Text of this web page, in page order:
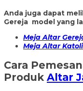
Anda juga dapat
Gereja model yang
Meja Altar
Meja Altar
Cara
Produk Altar